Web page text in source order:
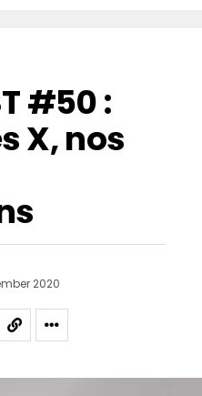
#50 :
X, nos
2020